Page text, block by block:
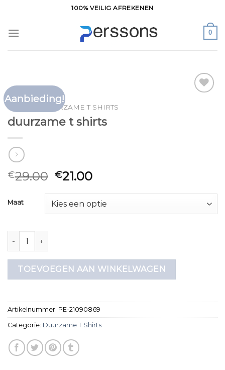
inhoud
100% VEILIG AFREKENEN
0
Aanbieding!
HOME DUURZAME T SHIRTS
duurzame t shirts
€29.00 €21.00
Maat
duurzame t shirts aantal
TOEVOEGEN AAN WINKELWAGEN
Artikelnummer: PE-21090869
Categorie: Duurzame T Shirts